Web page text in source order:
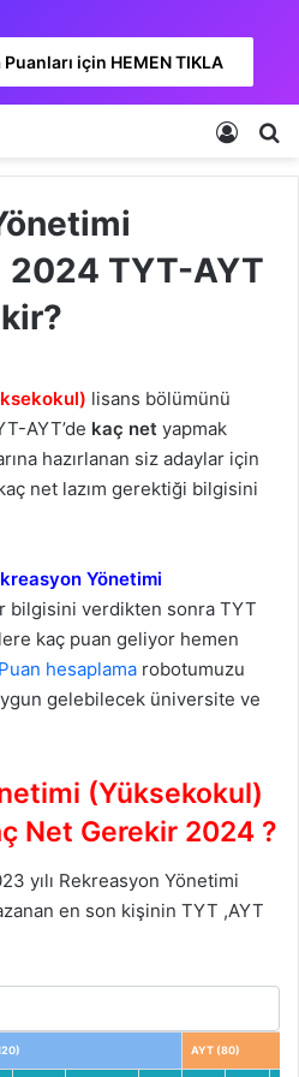
için HEMEN TIKLA
Kayıt
2024 TYT-AYT
lisans bölümünü
AYT’de kaç net yapmak
hazırlanan siz adaylar için
net lazım gerektiği bilgisini
Yönetimi
bilgisini verdikten sonra TYT
kaç puan geliyor hemen
hesaplama robotumuzu
gelebilecek üniversite ve
(Yüksekokul)
Net Gerekir 2024 ?
yılı Rekreasyon Yönetimi
en son kişinin TYT ,AYT
AYT (80)